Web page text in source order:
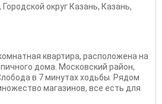
, Городской округ Казань, Казань,
квартира, расположена на
дома. Московский район,
в 7 минутах ходьбы. Рядом
магазинов, все есть для